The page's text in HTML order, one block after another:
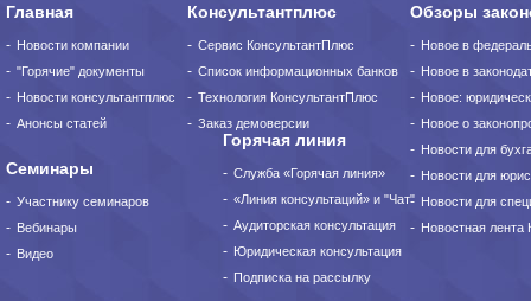
Главная
Новости компании
"Горячие" документы
Новости консультантплюс
Анонсы статей
Консультантплюс
Сервис КонсультантПлюс
Список информационных банков
Технология КонсультантПлюс
Заказ демоверсии
Обзоры
Новое в
Новое в
Новое:
Новое о
Новости для
Новости для
Новости для
Новостная лента
Горячая линия
Служба «Горячая линия»
«Линия консультаций» и "Чат"
Аудиторская консультация
Юридическая консультация
Подписка на рассылку
Семинары
Участнику семинаров
Вебинары
Видео